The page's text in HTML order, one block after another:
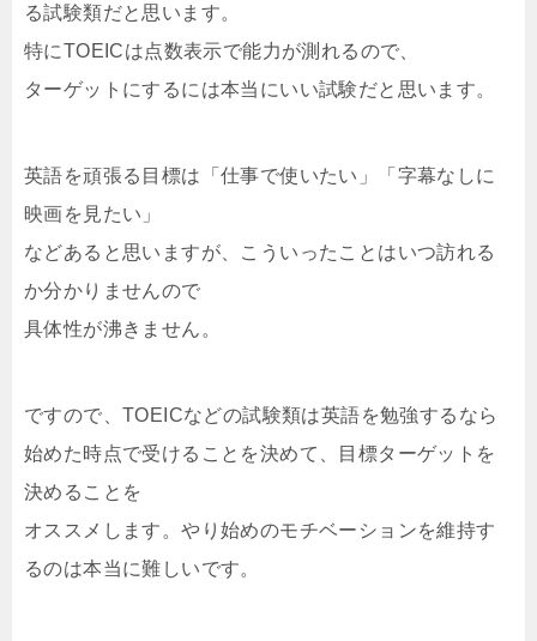
る試験類だと思います。
特にTOEICは点数表示で能力が測れるので、
ターゲットにするには本当にいい試験だと思います。
英語を頑張る目標は「仕事で使いたい」「字幕なしに
映画を見たい」
などあると思いますが、こういったことはいつ訪れる
か分かりませんので
具体性が沸きません。
ですので、TOEICなどの試験類は英語を勉強するなら
始めた時点で受けることを決めて、目標ターゲットを
決めることを
オススメします。やり始めのモチベーションを維持す
るのは本当に難しいです。